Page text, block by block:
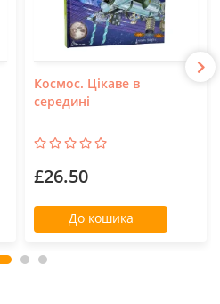
Космос. Цікаве в
середині
£26.50
До кошика